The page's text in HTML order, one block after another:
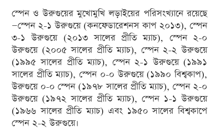
স্পেন ও উরুগুয়ের মুখোমুখি লড়াইয়ের পরিসংখ্যানে রয়েছে
—স্পেন ২-১ উরুগুয়ে (কনফেডারেশনস কাপ ২০১৩), স্পেন
৩-১ উরুগুয়ে (২০১৩ সালের প্রীতি ম্যাচ), স্পেন ২-০
উরুগুয়ে (২০০৫ সালের প্রীতি ম্যাচ), স্পেন ২-২ উরুগুয়ে
(১৯৯৫ সালের প্রীতি ম্যাচ), স্পেন ২-১ উরুগুয়ে (১৯৯১
সালের প্রীতি ম্যাচ), স্পেন ০-০ উরুগুয়ে (১৯৯০ বিশ্বকাপ),
উরুগুয়ে ০-০ স্পেন (১৯৭৮ সালের প্রীতি ম্যাচ), স্পেন ২-০
উরুগুয়ে (১৯৭২ সালের প্রীতি ম্যাচ), স্পেন ১-১ উরুগুয়ে
(১৯৬৬ সালের প্রীতি ম্যাচ) এবং ১৯৫০ সালের বিশ্বকাপে
স্পেন ২-২ উরুগুয়ে।